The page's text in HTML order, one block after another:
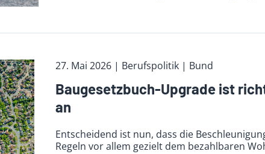
27. Mai 2026 | Berufspolitik | Bund
Baugesetzbuch-Upgrade ist
an
Entscheidend ist nun, dass die
Regeln vor allem gezielt dem bezahlbaren